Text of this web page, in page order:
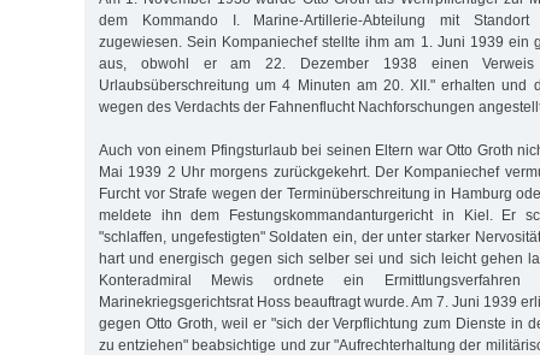
dem Kommando I. Marine-Artillerie-Abteilung mit
zugewiesen. Sein Kompaniechef stellte ihm am 1. Juni 1939 ein
aus, obwohl er am 22. Dezember 1938 einen Verweis
Urlaubsüberschreitung um 4 Mi­nuten am 20. XII." erhalten und
wegen des Verdachts der Fah­nenflucht Nachforschungen
Auch von einem Pfingsturlaub bei seinen Eltern war Otto Groth
Mai 1939 2 Uhr morgens zurückgekehrt. Der Kompaniechef
Furcht vor Strafe wegen der Terminüberschreitung in Hamburg
meldete ihn dem Festungskommandanturgericht in Kiel. Er
"schlaffen, ungefestigten" Soldaten ein, der unter starker
hart und energisch gegen sich selber sei und sich leicht gehen
Konteradmiral Mewis ordnete ein
Marinekriegsgerichtsrat Hoss beauftragt wurde. Am 7. Juni 1939
gegen Otto Groth, weil er "sich der Verpflichtung zum Dienste in
zu entziehen" beabsichtige und zur "Aufrechterhaltung der